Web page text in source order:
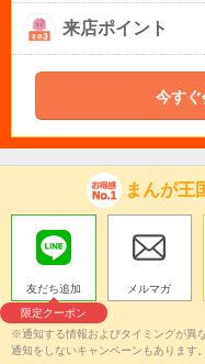
来店ポイント
今す
まんが王
友だち追加
限定クーポン
メルマガ
※通知する情報およびタイミングが異
通知をしないキャンペーンもあります